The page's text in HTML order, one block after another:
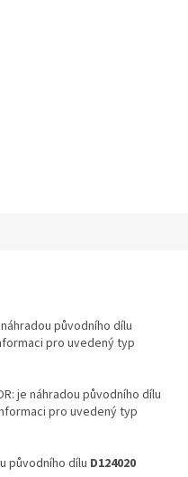
náhradou původního dílu
pro uvedený typ
je náhradou původního dílu
pro uvedený typ
původního dílu D124020